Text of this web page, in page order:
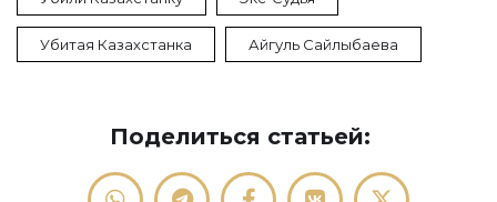
Убитая Казахстанка Айгуль Сайлыбаева
Поделиться статьей: